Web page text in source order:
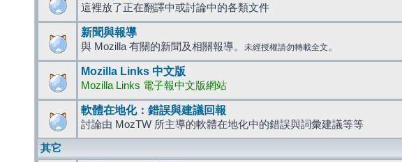
這裡放了正在翻譯中或討論中的各類文件
新聞與報導
與 Mozilla 有關的新聞及相關報導。 未經授權請勿轉載全文 。
Mozilla Links 中文版
Mozilla Links 電子報中文版網站
軟體在地化：錯誤與建議回報
討論由 MozTW 所主導的軟體在地化中的錯誤與詞彙建議等等
其它